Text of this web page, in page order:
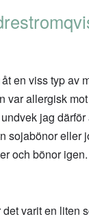
en viss typ av
var allergisk
jag därför
sojabönor eller
och bönor
varit en liten